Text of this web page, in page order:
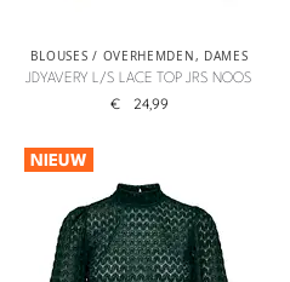
BLOUSES / OVERHEMDEN, DAMES
JDYAVERY L/S LACE TOP JRS NOOS
€ 24,99
NIEUW